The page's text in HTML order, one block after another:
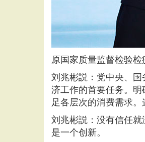
原国家质量监督检验检
刘兆彬説：党中央、
济工作的首要任务。
足各层次的消费需求。
刘兆彬説：没有信任
是一个创新。